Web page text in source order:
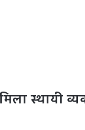
स्थायी